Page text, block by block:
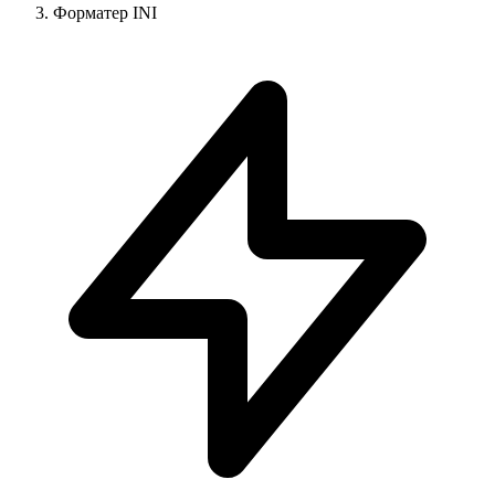
Форматер INI